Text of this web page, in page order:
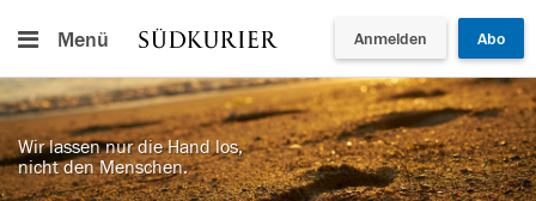
Menü Anmelden Abo
Wir lassen nur die Hand los,
nicht den Menschen.